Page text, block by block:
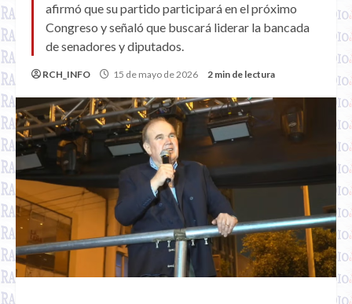
afirmó que su partido participará en el próximo
Congreso y señaló que buscará liderar la bancada
de senadores y diputados.
RCH_INFO 15 de mayo de 2026 2 min de lectura